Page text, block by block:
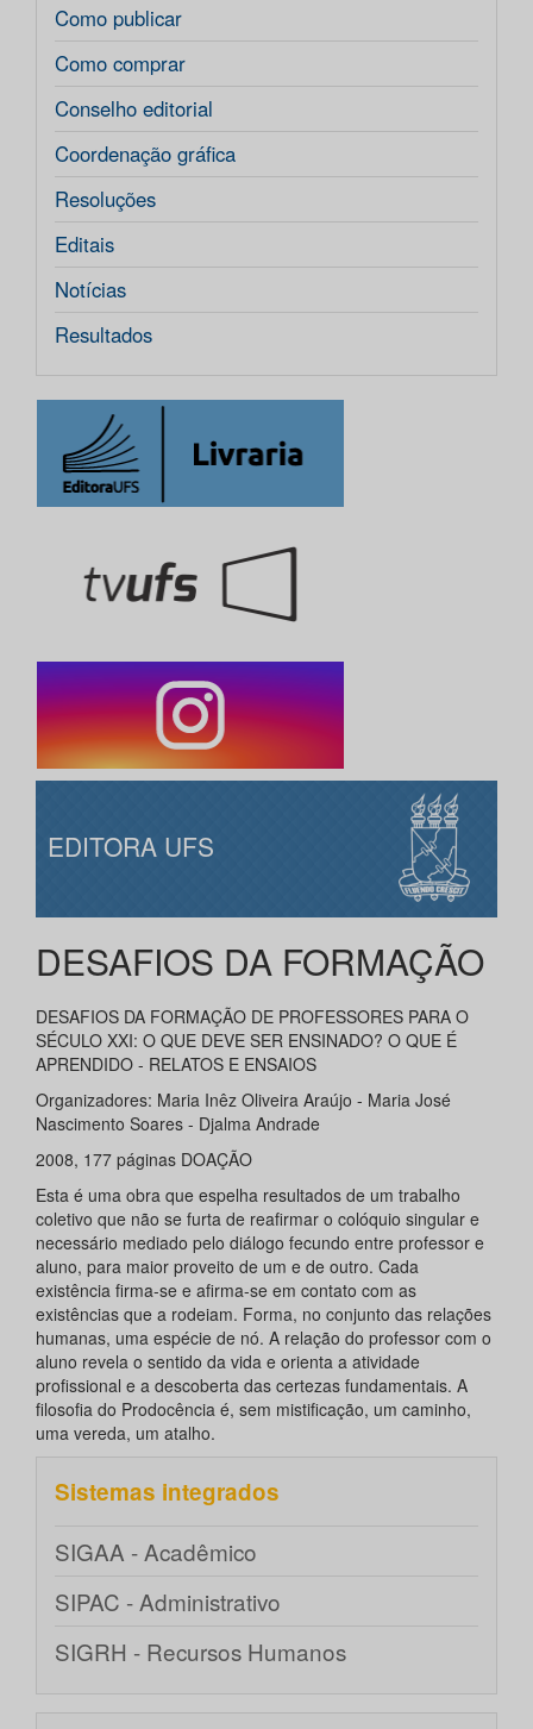
Como publicar
Como comprar
Conselho editorial
Coordenação gráfica
Resoluções
Editais
Notícias
Resultados
EDITORA UFS
DESAFIOS DA FORMAÇÃO
DESAFIOS DA FORMAÇÃO DE PROFESSORES PARA O
SÉCULO XXI: O QUE DEVE SER ENSINADO? O QUE É
APRENDIDO - RELATOS E ENSAIOS
Organizadores: Maria Inêz Oliveira Araújo - Maria José
Nascimento Soares - Djalma Andrade
2008, 177 páginas DOAÇÃO
Esta é uma obra que espelha resultados de um trabalho
coletivo que não se furta de reafirmar o colóquio singular e
necessário mediado pelo diálogo fecundo entre professor e
aluno, para maior proveito de um e de outro. Cada
existência firma-se e afirma-se em contato com as
existências que a rodeiam. Forma, no conjunto das relações
humanas, uma espécie de nó. A relação do professor com o
aluno revela o sentido da vida e orienta a atividade
profissional e a descoberta das certezas fundamentais. A
filosofia do Prodocência é, sem mistificação, um caminho,
uma vereda, um atalho.
Sistemas integrados
SIGAA - Acadêmico
SIPAC - Administrativo
SIGRH - Recursos Humanos